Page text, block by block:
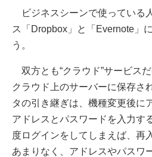
ビジネスシーンで使っている
ス「Dropbox」と「Evernote」
う。
双方とも“クラウド”サービス
クラウド上のサーバーに保存さ
タの引き継ぎは、機種変更後に
アドレスとパスワードを入力す
度ログインをしてしまえば、再
あまりなく、アドレスやパスワ